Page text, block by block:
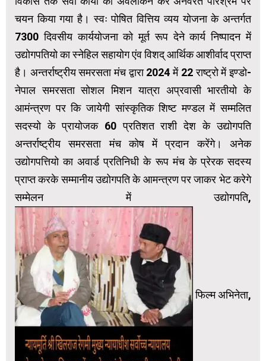
चयन किया गया है। स्वः पोषित वित्तिय व्यय योजना के अन्तर्गत
7300 दिवसीय कार्ययोजना को मूर्त रूप देने कार्य निष्पादन में
उद्योगपतियो का स्नेहिल सहायोग एंव विशद् आर्थिक आशीर्वाद प्राप्त
है। अन्तर्राष्ट्रीय समरसता मंच द्वारा 2024 में 22 राष्ट्रो में इण्डो-
नेपाल समरसता सोशल मिशन यात्रा अप्रवासी भारतीयो के
आमंन्त्रण पर कि जायेगी सांस्कृतिक शिष्ट मण्डल में सम्मलित
सदस्यो के प्रायोजक 60 प्रतिशत राशी देश के उद्योगपति
अन्तर्राष्ट्रीय समरसता मंच कोष में प्रदान करेंगे। अनेक
उद्योगपत्तियो का अवार्ड प्रतिनिधी के रूप मंच के प्रेरक सदस्य
प्राप्त करके सम्मानीय उद्योगपति के आमन्त्रण पर जाकर भेट करेगे
सम्मेलन में उद्योगपति,
फिल्म अभिनेता,